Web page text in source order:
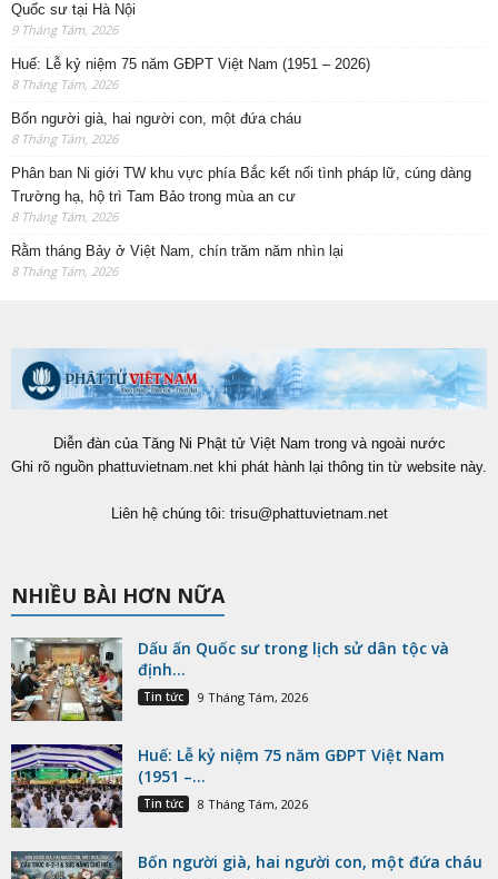
Quốc sư tại Hà Nội
9 Tháng Tám, 2026
Huế: Lễ kỷ niệm 75 năm GĐPT Việt Nam (1951 – 2026)
8 Tháng Tám, 2026
Bốn người già, hai người con, một đứa cháu
8 Tháng Tám, 2026
Phân ban Ni giới TW khu vực phía Bắc kết nối tình pháp lữ, cúng dàng
Trường hạ, hộ trì Tam Bảo trong mùa an cư
8 Tháng Tám, 2026
Rằm tháng Bảy ở Việt Nam, chín trăm năm nhìn lại
8 Tháng Tám, 2026
Diễn đàn của Tăng Ni Phật tử Việt Nam trong và ngoài nước
Ghi rõ nguồn phattuvietnam.net khi phát hành lại thông tin từ website này.
Liên hệ chúng tôi: trisu@phattuvietnam.net
NHIỀU BÀI HƠN NỮA
Dấu ấn Quốc sư trong lịch sử dân tộc và
định...
Tin tức 9 Tháng Tám, 2026
Huế: Lễ kỷ niệm 75 năm GĐPT Việt Nam
(1951 –...
Tin tức 8 Tháng Tám, 2026
Bốn người già, hai người con, một đứa cháu